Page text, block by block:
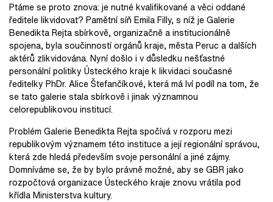
Ptáme se proto znova: je nutné kvalifikované a věci oddané
ředitele likvidovat? Pamětní síň Emila Filly, s níž je Galerie
Benedikta Rejta sbírkově, organizačně a institucionálně
spojena, byla součinností orgánů kraje, města Peruc a dalších
aktérů zlikvidována. Nyní došlo i v důsledku nešťastné
personální politiky Ústeckého kraje k likvidaci současné
ředitelky PhDr. Alice Štefančíkové, která má lví podíl na tom, že
se tato galerie stala sbírkově i jinak významnou
celorepublikovou institucí.
Problém Galerie Benedikta Rejta spočívá v rozporu mezi
republikovým významem této instituce a její regionální správou,
která zde hledá především svoje personální a jiné zájmy.
Domníváme se, že by bylo právně možné, aby se GBR jako
rozpočtová organizace Ústeckého kraje znovu vrátila pod
křídla Ministerstva kultury.